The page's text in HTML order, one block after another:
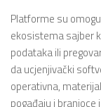
Platforme su
ekosistema sajber
podataka ili
da ucjenjivački
operativna,
pogađaju i branioce